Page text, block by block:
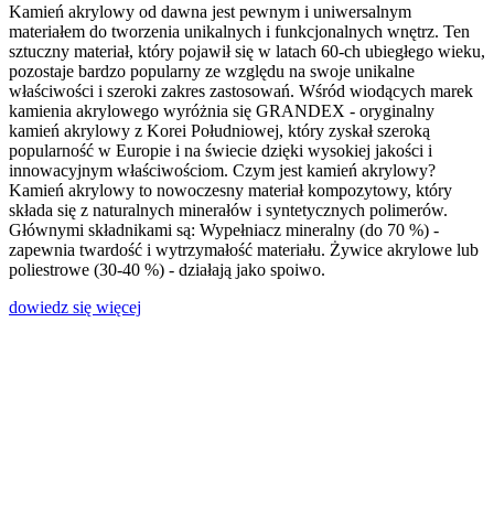
Kamień akrylowy od dawna jest pewnym i uniwersalnym
materiałem do tworzenia unikalnych i funkcjonalnych wnętrz. Ten
sztuczny materiał, który pojawił się w latach 60-ch ubiegłego wieku,
pozostaje bardzo popularny ze względu na swoje unikalne
właściwości i szeroki zakres zastosowań. Wśród wiodących marek
kamienia akrylowego wyróżnia się GRANDEX - oryginalny
kamień akrylowy z Korei Południowej, który zyskał szeroką
popularność w Europie i na świecie dzięki wysokiej jakości i
innowacyjnym właściwościom. Czym jest kamień akrylowy?
Kamień akrylowy to nowoczesny materiał kompozytowy, który
składa się z naturalnych minerałów i syntetycznych polimerów.
Głównymi składnikami są: Wypełniacz mineralny (do 70 %) -
zapewnia twardość i wytrzymałość materiału. Żywice akrylowe lub
poliestrowe (30-40 %) - działają jako spoiwo.
dowiedz się więcej